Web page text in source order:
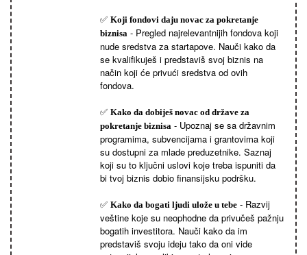
✅ Koji fondovi daju novac za pokretanje
biznisa - Pregled najrelevantnijih fondova koji
nude sredstva za startapove. Nauči kako da
se kvalifikuješ i predstaviš svoj biznis na
način koji će privući sredstva od ovih
fondova.
✅ Kako da dobiješ novac od države za
pokretanje biznisa - Upoznaj se sa državnim
programima, subvencijama i grantovima koji
su dostupni za mlade preduzetnike. Saznaj
koji su to ključni uslovi koje treba ispuniti da
bi tvoj biznis dobio finansijsku podršku.
✅ Kako da bogati ljudi ulože u tebe - Razvij
veštine koje su neophodne da privučeš pažnju
bogatih investitora. Nauči kako da im
predstaviš svoju ideju tako da oni vide